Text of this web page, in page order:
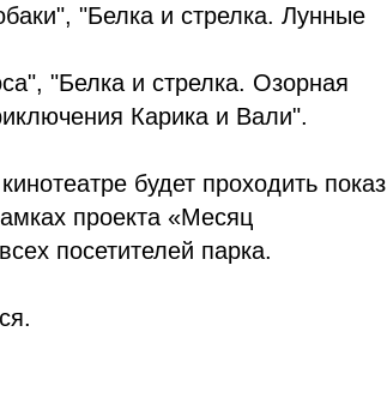
"Белка и стрелка. Лунные
"Белка и стрелка. Озорная
Карика и Вали".
будет проходить показ
проекта «Месяц
посетителей парка.